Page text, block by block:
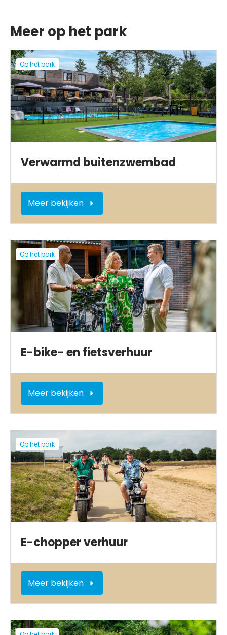
Meer op het park
Op het park
Verwarmd buitenzwembad
Meer bekijken
Op het park
E-bike- en fietsverhuur
Meer bekijken
Op het park
E-chopper verhuur
Meer bekijken